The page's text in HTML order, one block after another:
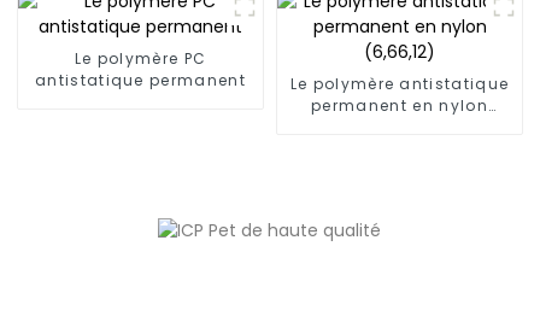
Le polymère PC
antistatique permanent
Le polymère antistatique
permanent en nylon